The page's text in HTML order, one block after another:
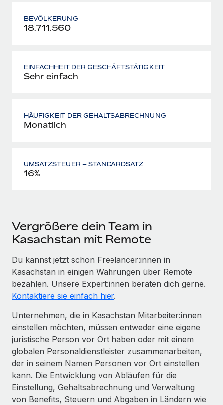
BEVÖLKERUNG
18.711.560
EINFACHHEIT DER GESCHÄFTSTÄTIGKEIT
Sehr einfach
HÄUFIGKEIT DER GEHALTSABRECHNUNG
Monatlich
UMSATZSTEUER – STANDARDSATZ
16%
Vergrößere dein Team in
Kasachstan mit Remote
Du kannst jetzt schon Freelancer:innen in
Kasachstan in einigen Währungen über Remote
bezahlen. Unsere Expert:innen beraten dich gerne.
Kontaktiere sie einfach hier.
Unternehmen, die in Kasachstan Mitarbeiter:innen
einstellen möchten, müssen entweder eine eigene
juristische Person vor Ort haben oder mit einem
globalen Personaldienstleister zusammenarbeiten,
der in seinem Namen Personen vor Ort einstellen
kann. Die Entwicklung von Abläufen für die
Einstellung, Gehaltsabrechnung und Verwaltung
von Benefits, Steuern und Abgaben in Ländern wie